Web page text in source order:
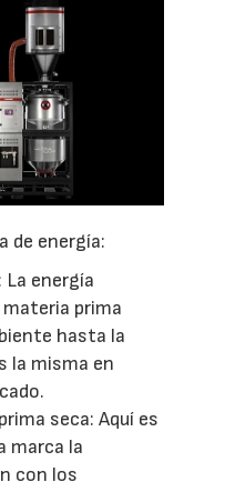
de energía:
La energía
prima
hasta la
la misma en
seca: Aquí es
marca la
con los